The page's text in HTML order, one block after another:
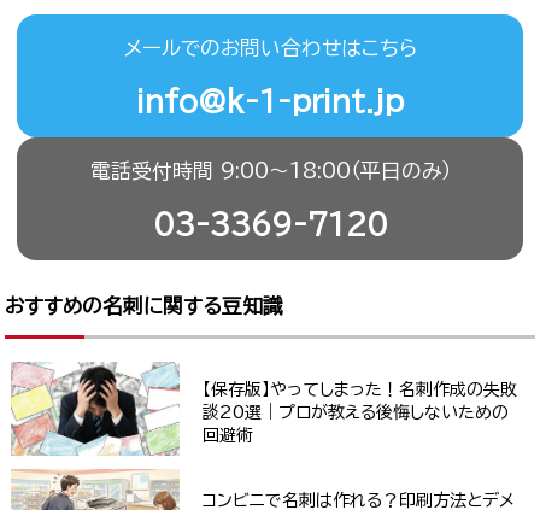
メールでのお問い合わせはこちら
info@k-1-print.jp
電話受付時間 9:00〜18:00（平日のみ）
03-3369-7120
おすすめの名刺に関する豆知識
【保存版】やってしまった！名刺作成の失敗
談20選｜プロが教える後悔しないための
回避術
コンビニで名刺は作れる？印刷方法とデメ